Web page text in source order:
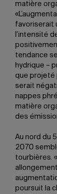
matière
favoriserait
l’intensité
tendance
hydrique –
que projeté
serait
nappes
matière
des
Au nord du
2070
tourbières.
poursuit la